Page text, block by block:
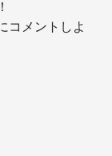
コメントしよ